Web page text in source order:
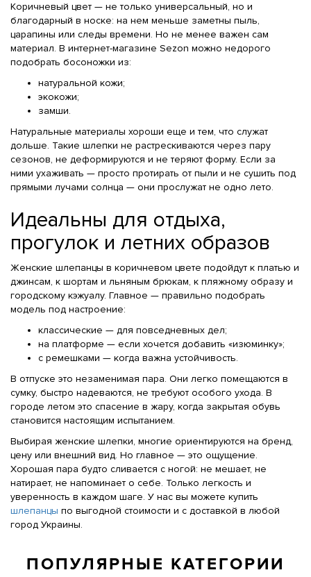
Коричневый цвет — не только универсальный, но и
благодарный в носке: на нем меньше заметны пыль,
царапины или следы времени. Но не менее важен сам
материал. В интернет-магазине Sezon можно недорого
подобрать босоножки из:
натуральной кожи;
экокожи;
замши.
Натуральные материалы хороши еще и тем, что служат
дольше. Такие шлепки не растрескиваются через пару
сезонов, не деформируются и не теряют форму. Если за
ними ухаживать — просто протирать от пыли и не сушить под
прямыми лучами солнца — они прослужат не одно лето.
Идеальны для отдыха,
прогулок и летних образов
Женские шлепанцы в коричневом цвете подойдут к платью и
джинсам, к шортам и льняным брюкам, к пляжному образу и
городскому кэжуалу. Главное — правильно подобрать
модель под настроение:
классические — для повседневных дел;
на платформе — если хочется добавить «изюминку»;
с ремешками — когда важна устойчивость.
В отпуске это незаменимая пара. Они легко помещаются в
сумку, быстро надеваются, не требуют особого ухода. В
городе летом это спасение в жару, когда закрытая обувь
становится настоящим испытанием.
Выбирая женские шлепки, многие ориентируются на бренд,
цену или внешний вид. Но главное — это ощущение.
Хорошая пара будто сливается с ногой: не мешает, не
натирает, не напоминает о себе. Только легкость и
уверенность в каждом шаге. У нас вы можете купить
шлепанцы по выгодной стоимости и с доставкой в любой
город Украины.
ПОПУЛЯРНЫЕ КАТЕГОРИИ